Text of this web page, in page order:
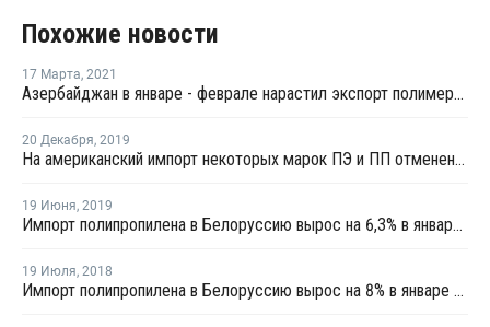
Похожие новости
17 Марта, 2021
Азербайджан в январе - феврале нарастил экспорт полимерной продукции более чем наполовину
20 Декабря, 2019
На американский импорт некоторых марок ПЭ и ПП отменены пошлины со стороны Китая
19 Июня, 2019
Импорт полипропилена в Белоруссию вырос на 6,3% в январе - апреле
19 Июля, 2018
Импорт полипропилена в Белоруссию вырос на 8% в январе - мае